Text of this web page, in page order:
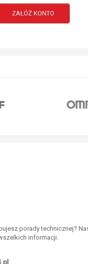
ZAŁÓŻ KONTO
porady technicznej?
informacji.